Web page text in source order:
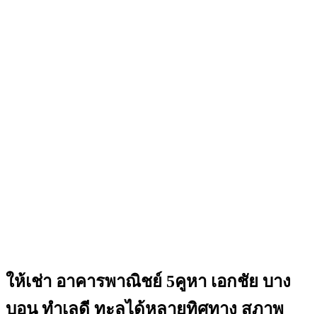
ให้เช่า อาคารพาณิชย์ 5คูหา เอกชัย บาง
บอน ทำเลดี ทะลุได้หลายทิศทาง สภาพ